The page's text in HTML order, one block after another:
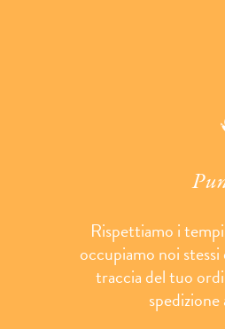
Rispettiamo i
occupiamo noi
traccia del tuo
spedizione